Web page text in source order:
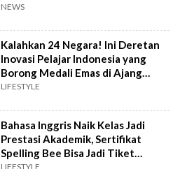
NEWS
Kalahkan 24 Negara! Ini Deretan
Inovasi Pelajar Indonesia yang
Borong Medali Emas di Ajang
Bergengsi
LIFESTYLE
Bahasa Inggris Naik Kelas Jadi
Prestasi Akademik, Sertifikat
Spelling Bee Bisa Jadi Tiket
LIFESTYLE